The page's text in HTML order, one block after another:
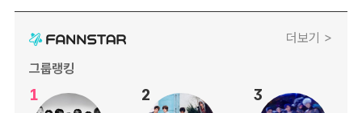
더보기 >
그룹랭킹
1 2 3